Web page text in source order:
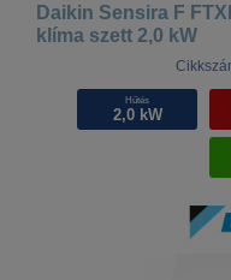
Daikin Sensira F
klíma szett 2,0 kW
Hűtés
2,0 kW